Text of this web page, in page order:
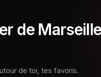
de
de toi, tes favoris.